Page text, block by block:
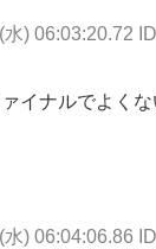
水) 06:03:20.72
イナルでよくな
) 06:04:06.86